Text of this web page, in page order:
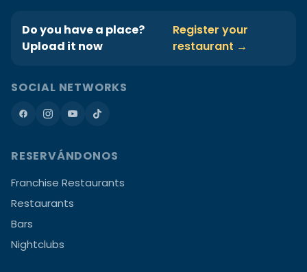
Do you have a place?
Upload it now
Register your
restaurant →
SOCIAL NETWORKS
RESERVÁNDONOS
Franchise Restaurants
Restaurants
Bars
Nightclubs